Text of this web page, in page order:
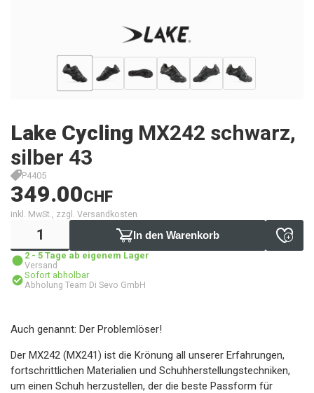
Lake Cycling MX242 schwarz,
silber 43
P4405
349.00CHF
inkl. MwSt., zzgl. Versandkosten
In den Warenkorb
2 - 5 Tage ab eigenem Lager
Versand
Sofort abholbar
Abholung Team Di Sevo GmbH
Auch genannt: Der Problemlöser!
Der MX242 (MX241) ist die Krönung all unserer Erfahrungen,
fortschrittlichen Materialien und Schuhherstellungstechniken,
um einen Schuh herzustellen, der die beste Passform für